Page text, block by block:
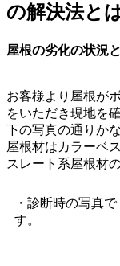
の解決法と
屋根の劣化の状況
お客様より屋根が
をいただき現地を
下の写真の通りか
屋根材はカラーベ
スレート系屋根材
・診断時の写真で
す。